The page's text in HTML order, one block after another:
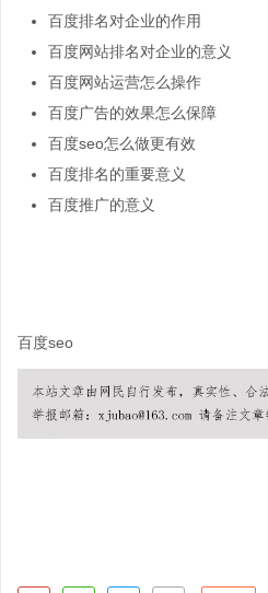
百度排名对企业的作用
百度网站排名对企业的意义
百度网站运营怎么操作
百度广告的效果怎么保障
百度seo怎么做更有效
百度排名的重要意义
百度推广的意义
百度seo